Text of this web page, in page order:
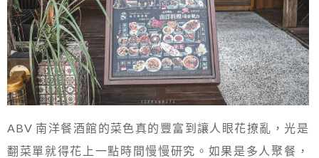
ABV 南洋餐酒館的菜色真的豐富到讓人眼花撩亂，光是
翻菜單就得花上一點時間慢慢研究。如果是多人聚餐，